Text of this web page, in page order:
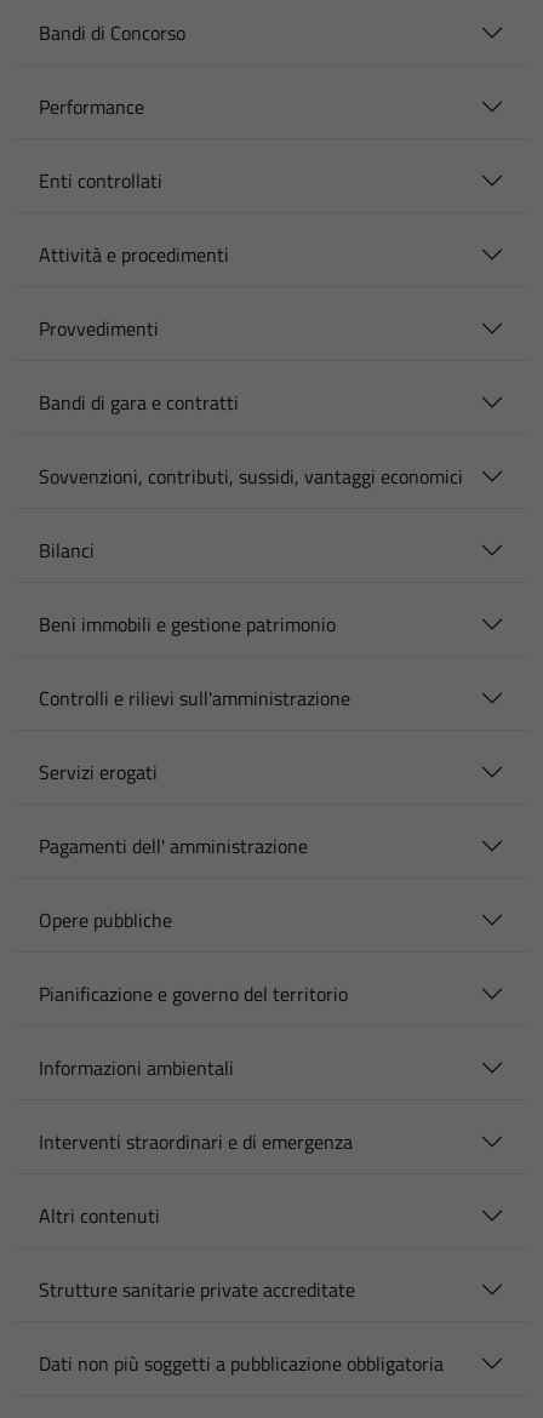
Bandi di Concorso
Performance
Enti controllati
Attività e procedimenti
Provvedimenti
Bandi di gara e contratti
Sovvenzioni, contributi, sussidi, vantaggi economici
Bilanci
Beni immobili e gestione patrimonio
Controlli e rilievi sull'amministrazione
Servizi erogati
Pagamenti dell' amministrazione
Opere pubbliche
Pianificazione e governo del territorio
Informazioni ambientali
Interventi straordinari e di emergenza
Altri contenuti
Strutture sanitarie private accreditate
Dati non più soggetti a pubblicazione obbligatoria